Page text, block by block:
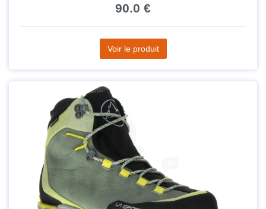
90.0 €
Voir le produit